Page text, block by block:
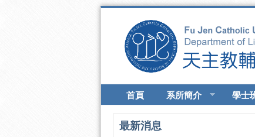
首頁 系所簡介 學士
最新消息